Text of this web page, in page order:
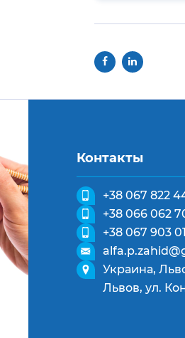
Контакты
+38 067 822
+38 066 062
+38 067 903
Украина,
Львов, ул.